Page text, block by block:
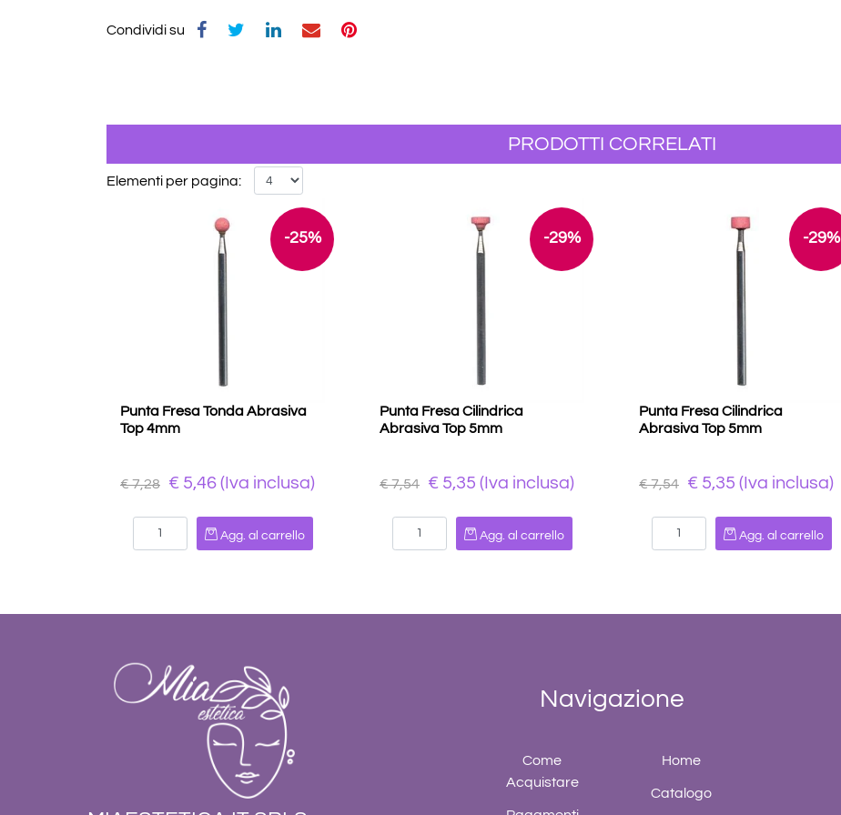
Condividi su
PRODOTTI CORRELATI
Elementi per pagina:
-25%
Punta Fresa Tonda Abrasiva
Top 4mm
€ 7,28 € 5,46 (Iva inclusa)
Quantità
Agg. al carrello
-29%
Punta Fresa Cilindrica
Abrasiva Top 5mm
€ 7,54 € 5,35 (Iva inclusa)
Quantità
Agg. al carrello
-29%
Punta Fresa Cilindrica
Abrasiva Top 5mm
€ 7,54 € 5,35 (Iva inclusa)
Quantità
Agg. al carrello
Navigazione
Come
Acquistare
Home
Catalogo